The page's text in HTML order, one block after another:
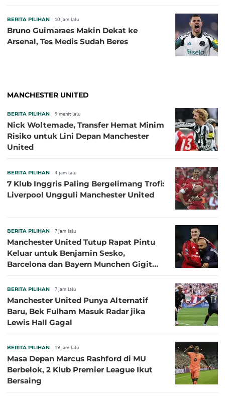
BERITA PILIHAN 10 jam lalu
Bruno Guimaraes Makin Dekat ke
Arsenal, Tes Medis Sudah Beres
MANCHESTER UNITED
BERITA PILIHAN 9 menit lalu
Nick Woltemade, Transfer Hemat Minim
Risiko untuk Lini Depan Manchester
United
BERITA PILIHAN 4 jam lalu
7 Klub Inggris Paling Bergelimang Trofi:
Liverpool Ungguli Manchester United
BERITA PILIHAN 7 jam lalu
Manchester United Tutup Rapat Pintu
Keluar untuk Benjamin Sesko,
Barcelona dan Bayern Munchen Gigit
BERITA PILIHAN 7 jam lalu
Manchester United Punya Alternatif
Baru, Bek Fulham Masuk Radar jika
Lewis Hall Gagal
BERITA PILIHAN 19 jam lalu
Masa Depan Marcus Rashford di MU
Berbelok, 2 Klub Premier League Ikut
Bersaing